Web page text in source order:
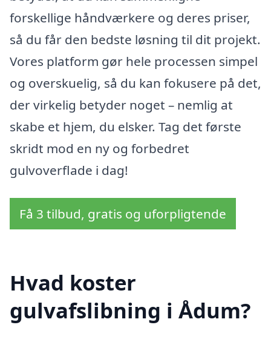
forskellige håndværkere og deres priser,
så du får den bedste løsning til dit projekt.
Vores platform gør hele processen simpel
og overskuelig, så du kan fokusere på det,
der virkelig betyder noget – nemlig at
skabe et hjem, du elsker. Tag det første
skridt mod en ny og forbedret
gulvoverflade i dag!
Få 3 tilbud, gratis og uforpligtende
Hvad koster
gulvafslibning i Ådum?